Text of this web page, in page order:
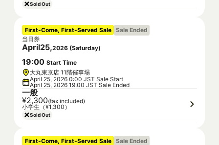
Sold Out
First-Come, First-Served Sale Sale Ended
当日券
April25,2026 (Saturday)
19:00 Start Time
大丸東京店 11階催事場
April 25, 2026 0:00 JST Sale Start
April 25, 2026 19:00 JST Sale Ended
一般
¥2,300(tax included)
小学生（¥1,300）
Sold Out
First-Come, First-Served Sale Sale Ended